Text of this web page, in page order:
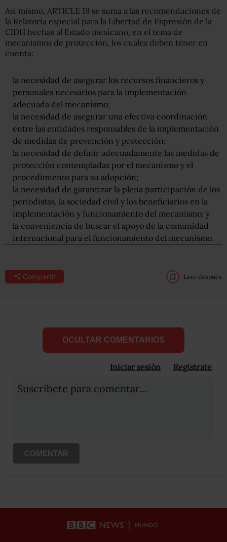
Así mismo, ARTICLE 19 se suma a las recomendaciones de
la Relatoría especial para la Libertad de Expresión de la
CIDH hechas al Estado mexicano, en el tema de
mecanismos de protección, los cuales deben tener en
cuenta:
la necesidad de asegurar los recursos financieros y
personales necesarios para la implementación
adecuada del mecanismo;
la necesidad de asegurar una efectiva coordinación
entre las entidades responsables de la implementación
de medidas de prevención y protección;
la necesidad de definir adecuadamente las medidas de
protección contempladas por el mecanismo y el
procedimiento para su adopción;
la necesidad de garantizar la plena participación de los
periodistas, la sociedad civil y los beneficiarios en la
implementación y funcionamiento del mecanismo; y
la conveniencia de buscar el apoyo de la comunidad
internacional para el funcionamiento del mecanismo.
Compartir Leer después
OCULTAR COMENTARIOS
Iniciar sesión Registrate
Suscribete para comentar...
COMENTAR